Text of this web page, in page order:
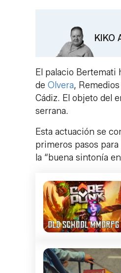
KIKO
El palacio Bertemati
de Olvera,
Cádiz. El objeto del
serrana.
Esta actuación se
primeros pasos para
la “buena sintonía